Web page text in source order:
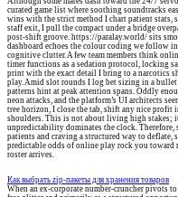
curated game list where soothing soundtracks
wins with the strict method I chart patient stats,
staff exit, I pull the compact under a bridge
post-shift groove. https://paralay.world/ sits
dashboard echoes the colour coding we follow
cognitive clutter. A few team members think
timer functions as a sedation protocol, locking
print with the exact detail I bring to a narcotics
play. Amid slot rounds I log bet sizing in a
patterns hint at peak attention spans. Oddly
neon attacks, and the platform’s UI architects
tree horizon, I close the tab, shift any nice profit
shoulders. This is not about living high stakes;
unpredictability dominates the clock.
patients and craving a structured way to
predictable odds of online play rock you toward
roster arrives.
Как выбрать zip-пакеты для хранения товаров
When an ex-corporate number-cruncher pivots